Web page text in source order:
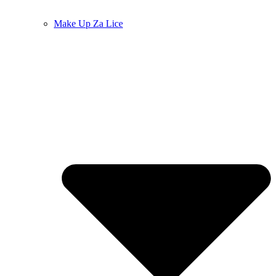
Make Up Za Lice